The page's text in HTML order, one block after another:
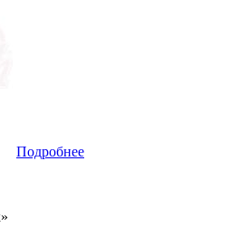
Подробнее